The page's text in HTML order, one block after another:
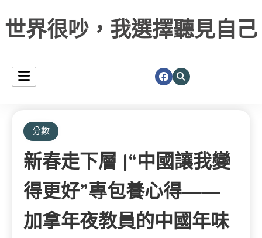
世界很吵，我選擇聽見自己
分數
新春走下層 |“中國讓我變
得更好”專包養心得——
加拿年夜教員的中國年味